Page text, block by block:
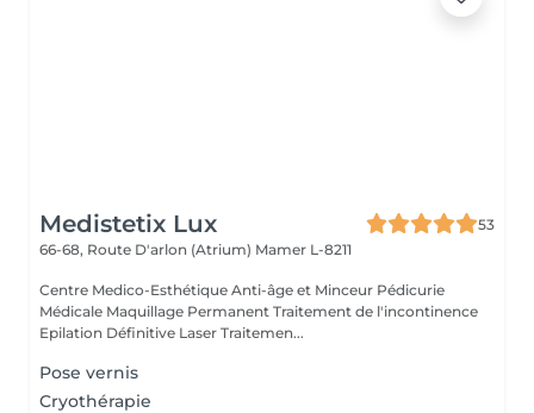
Medistetix Lux
53
66-68, Route D'arlon (Atrium) Mamer L-8211
Centre Medico-Esthétique Anti-âge et Minceur Pédicurie
Médicale Maquillage Permanent Traitement de l'incontinence
Epilation Définitive Laser Traitemen...
Pose vernis
Cryothérapie